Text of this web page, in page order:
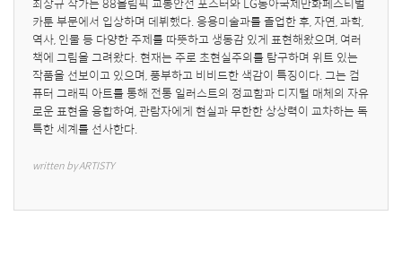
카툰 부문에서 입상하며 데뷔했다. 응용미술과를 졸업한 후, 자연, 과학,
역사, 인물 등 다양한 주제를 따뜻하고 생동감 있게 표현해왔으며, 여러
책에 그림을 그려왔다. 현재는 주로 초현실주의를 탐구하며 위트 있는
작품을 선보이고 있으며, 풍부하고 비비드한 색감이 특징이다. 그는 컴
퓨터 그래픽 아트를 통해 전통 일러스트의 정교함과 디지털 매체의 자유
로운 표현을 융합하여, 관람자에게 현실과 무한한 상상력이 교차하는 독
특한 세계를 선사한다.
written by ARTISTY